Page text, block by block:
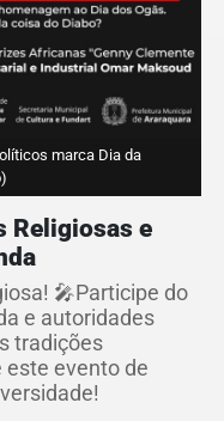
marca Dia da
Religiosas e
🎤Participe do
e autoridades
tradições
este evento de